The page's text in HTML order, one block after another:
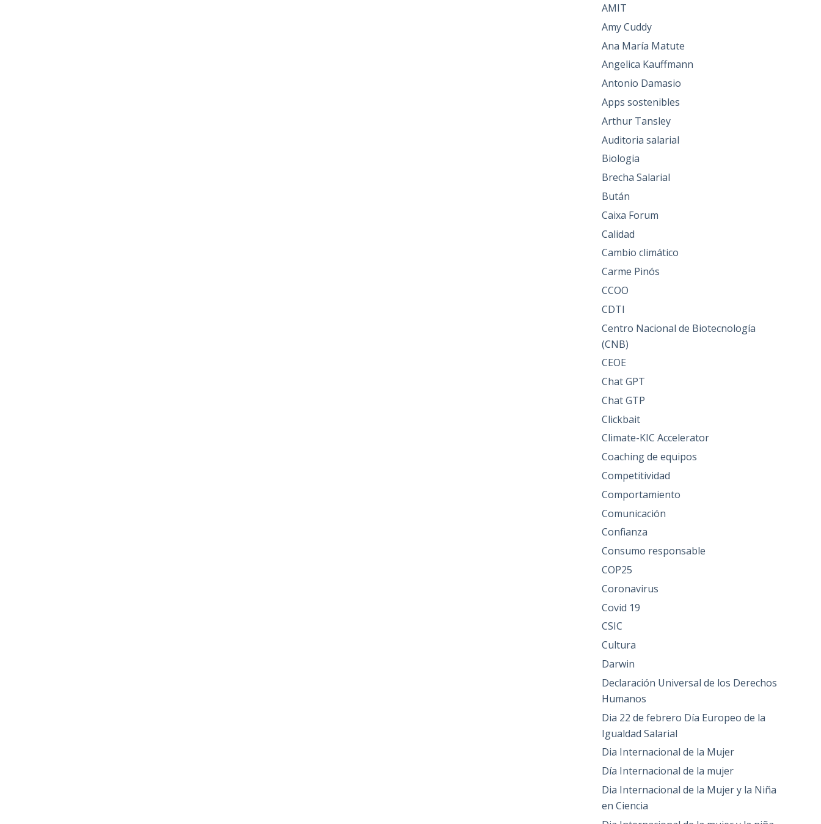
AMIT
Amy Cuddy
Ana María Matute
Angelica Kauffmann
Antonio Damasio
Apps sostenibles
Arthur Tansley
Auditoria salarial
Biologia
Brecha Salarial
Bután
Caixa Forum
Calidad
Cambio climático
Carme Pinós
CCOO
CDTI
Centro Nacional de Biotecnología
(CNB)
CEOE
Chat GPT
Chat GTP
Clickbait
Climate-KIC Accelerator
Coaching de equipos
Competitividad
Comportamiento
Comunicación
Confianza
Consumo responsable
COP25
Coronavirus
Covid 19
CSIC
Cultura
Darwin
Declaración Universal de los Derechos
Humanos
Dia 22 de febrero Día Europeo de la
Igualdad Salarial
Dia Internacional de la Mujer
Día Internacional de la mujer
Dia Internacional de la Mujer y la Niña
en Ciencia